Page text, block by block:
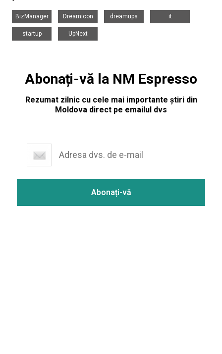
BizManager
Dreamicon
dreamups
it
startup
UpNext
Abonați-vă la NM Espresso
Rezumat zilnic cu cele mai importante știri din
Moldova direct pe emailul dvs